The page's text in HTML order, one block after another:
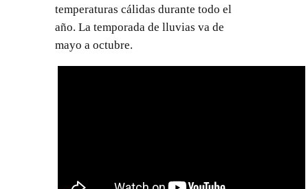
temperaturas cálidas durante todo el
año. La temporada de lluvias va de
mayo a octubre.